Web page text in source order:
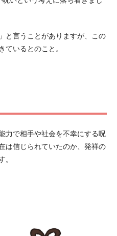
と言うことがありますが、この
ているとのこと。
力で相手や社会を不幸にする呪
は信じられていたのか、発祥の
。